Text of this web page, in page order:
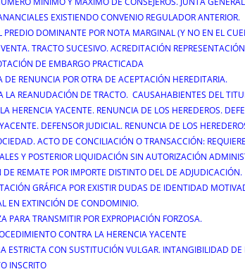
EXISTIENDO CONVENIO REGULADOR ANTERIOR.
DOMINANTE POR NOTA MARGINAL (Y NO EN EL
TRACTO SUCESIVO. ACREDITACIÓN
DE EMBARGO PRACTICADA
RENUNCIA POR OTRA DE ACEPTACIÓN HEREDITARIA.
REANUDACIÓN DE TRACTO. CAUSAHABIENTES DEL
HERENCIA YACENTE. RENUNCIA DE LOS HEREDEROS.
DEFENSOR JUDICIAL. RENUNCIA DE LOS
ACTO DE CONCILIACIÓN O TRANSACCIÓN:
Y POSTERIOR LIQUIDACIÓN SIN AUTORIZACIÓN
REMATE POR IMPORTE DISTINTO DEL DE ADJUDICACIÓN.
GRÁFICA POR EXISTIR DUDAS DE IDENTIDAD
EN EXTINCIÓN DE CONDOMINIO.
TRANSMITIR POR EXPROPIACIÓN FORZOSA.
CONTRA LA HERENCIA YACENTE
CON SUSTITUCIÓN VULGAR. INTANGIBILIDAD DE
INSCRITO